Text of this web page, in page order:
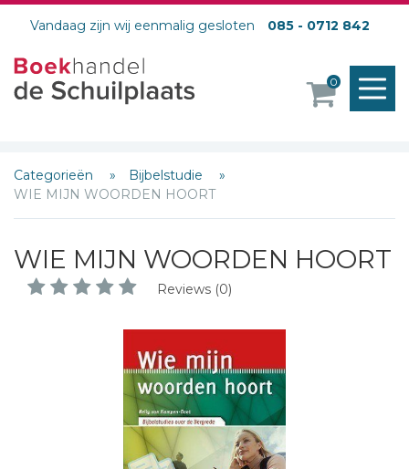
Vandaag zijn wij eenmalig gesloten 085 - 0712 842
0
Categorieën
Bijbelstudie
WIE MIJN WOORDEN HOORT
WIE MIJN WOORDEN HOORT
Reviews (0)